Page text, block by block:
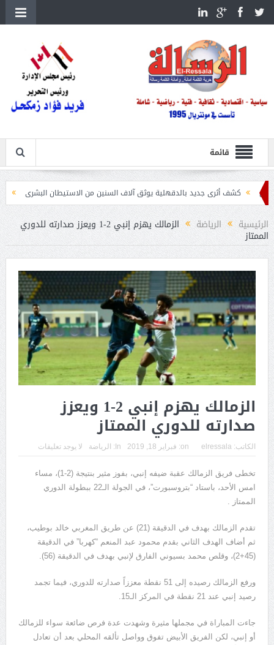
قائمة
أثرى جديد بالدقهلية يوثق آلاف السنين من الاستيطان البشرى اتحاد الكرة يطلب
الرئيسية الرياضة الزمالك يهزم إنبي 2-1 ويعزز صدارته للدوري
الممتاز
الزمالك يهزم إنبي 2-1 ويعزز
صدارته للدوري الممتاز
الكاتب: elressala
on: فبراير 18, 2019 In: الرياضة لا يوجد تعليقات
تخطى فريق الزمالك عقبة ضيفه إنبي، بفوز مثير بنتيجة (2-1)، مساء
امس الأحد، باستاد “بتروسبورت”، في الجولة الـ22 ببطولة الدوري
الممتاز .
تقدم الزمالك بهدف في الدقيقة (21) عن طريق المغربي خالد بوطيب،
ثم أضاف الهدف الثاني بقدم محمود عبد المنعم “كهربا” في الدقيقة
(45+2)، وقلص محمد بسيوني الفارق لإنبي بهدف في الدقيقة (56).
ورفع الزمالك رصيده إلى 51 نقطة معززاً صدارته للدوري، فيما تجمد
رصيد إنبي عند 21 نقطة في المركز الـ15.
جاءت المباراة في مجملها مثيرة وشهدت عدة فرص ضائعة سواء للزمالك
أو إنبي، لكن الفريق الأبيض تفوق وواصل تألقه المحلي بعد أن تعادل